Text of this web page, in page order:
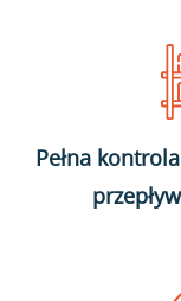
Pełna